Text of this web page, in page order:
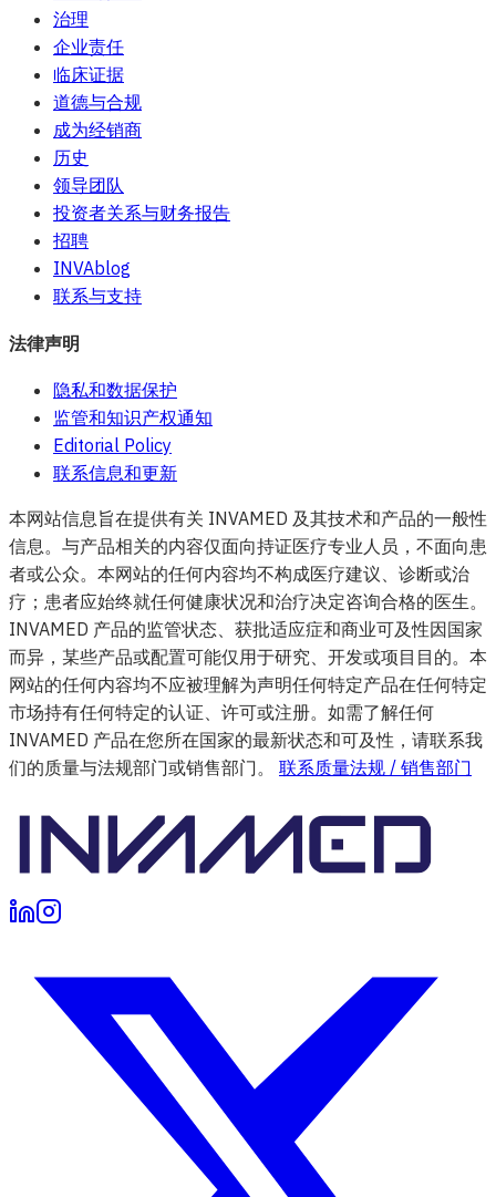
治理
企业责任
临床证据
道德与合规
成为经销商
历史
领导团队
投资者关系与财务报告
招聘
INVAblog
联系与支持
法律声明
隐私和数据保护
监管和知识产权通知
Editorial Policy
联系信息和更新
本网站信息旨在提供有关 INVAMED 及其技术和产品的一般性
信息。与产品相关的内容仅面向持证医疗专业人员，不面向患
者或公众。本网站的任何内容均不构成医疗建议、诊断或治
疗；患者应始终就任何健康状况和治疗决定咨询合格的医生。
INVAMED 产品的监管状态、获批适应症和商业可及性因国家
而异，某些产品或配置可能仅用于研究、开发或项目目的。本
网站的任何内容均不应被理解为声明任何特定产品在任何特定
市场持有任何特定的认证、许可或注册。如需了解任何
INVAMED 产品在您所在国家的最新状态和可及性，请联系我
们的质量与法规部门或销售部门。
联系质量法规 / 销售部门